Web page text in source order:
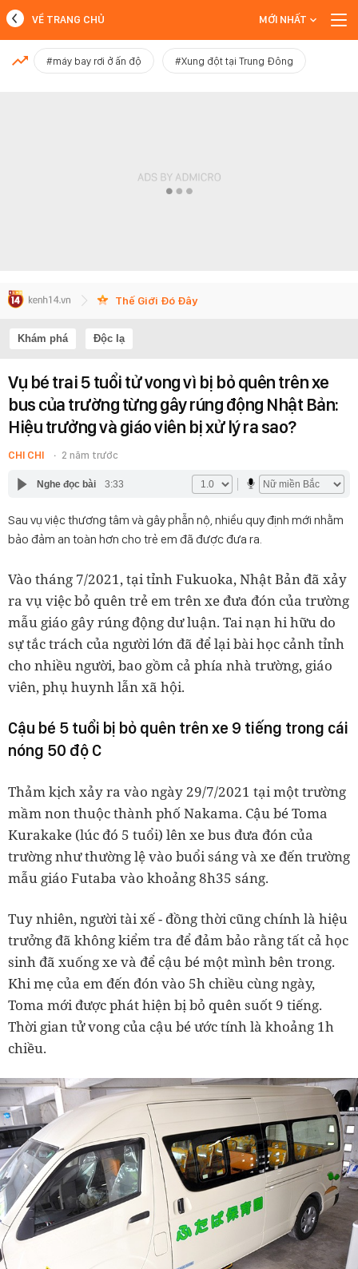
MỚI NHẤT
VỀ TRANG CHỦ MỚI NHẤT
#máy bay rơi ở ấn độ #Xung đột tại Trung Đông
Thế Giới Đó Đây
Khám phá Độc lạ
Vụ bé trai 5 tuổi tử vong vì bị bỏ quên trên xe
bus của trường từng gây rúng động Nhật Bản:
Hiệu trưởng và giáo viên bị xử lý ra sao?
CHI CHI 2 năm trước
Nghe đọc bài 3:33
Sau vụ việc thương tâm và gây phẫn nộ, nhiều quy định mới nhằm
bảo đảm an toàn hơn cho trẻ em đã được đưa ra.
Vào tháng 7/2021, tại tỉnh Fukuoka, Nhật Bản đã xảy
ra vụ việc bỏ quên trẻ em trên xe đưa đón của trường
mẫu giáo gây rúng động dư luận. Tai nạn hi hữu do
sự tắc trách của người lớn đã để lại bài học cảnh tỉnh
cho nhiều người, bao gồm cả phía nhà trường, giáo
viên, phụ huynh lẫn xã hội.
Cậu bé 5 tuổi bị bỏ quên trên xe 9 tiếng trong cái
nóng 50 độ C
Thảm kịch xảy ra vào ngày 29/7/2021 tại một trường
mầm non thuộc thành phố Nakama. Cậu bé Toma
Kurakake (lúc đó 5 tuổi) lên xe bus đưa đón của
trường như thường lệ vào buổi sáng và xe đến trường
mẫu giáo Futaba vào khoảng 8h35 sáng.
Tuy nhiên, người tài xế - đồng thời cũng chính là hiệu
trưởng đã không kiểm tra để đảm bảo rằng tất cả học
sinh đã xuống xe và để cậu bé một mình bên trong.
Khi mẹ của em đến đón vào 5h chiều cùng ngày,
Toma mới được phát hiện bị bỏ quên suốt 9 tiếng.
Thời gian tử vong của cậu bé ước tính là khoảng 1h
chiều.